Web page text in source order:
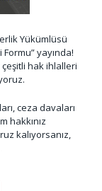
Yükümlüsü
yayında!
hak ihlalleri
ceza davaları
hakkınız
kalıyorsanız,